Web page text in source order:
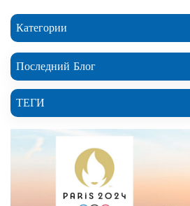
Категории
Последний Блог
ТЕГИ